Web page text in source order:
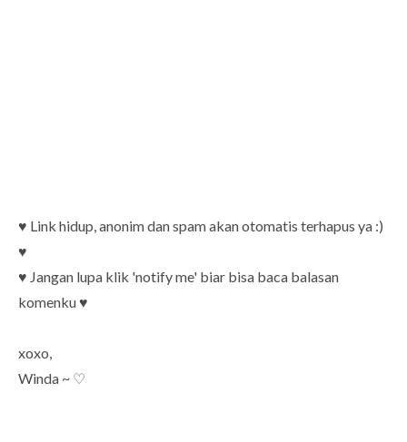
♥ Link hidup, anonim dan spam akan otomatis terhapus ya :)
♥
♥ Jangan lupa klik 'notify me' biar bisa baca balasan
komenku ♥
xoxo,
Winda ~ ♡